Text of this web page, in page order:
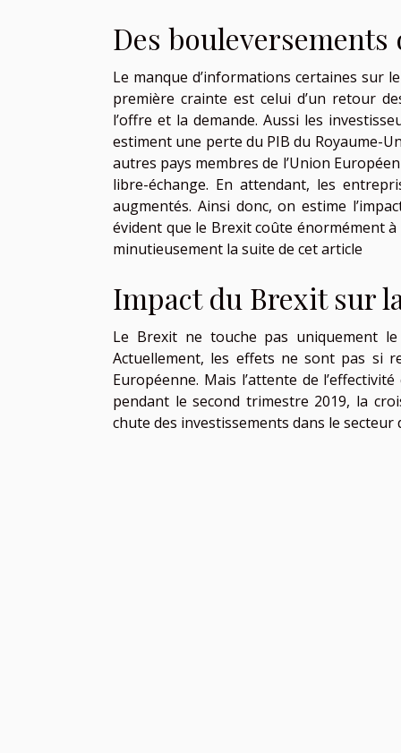
Des
Le manque d’informations certaines sur
première crainte est celui d’un retour
l’offre et la demande. Aussi les
estiment une perte du PIB du Royaume-
autres pays membres de l’Union
libre-échange. En attendant, les
augmentés. Ainsi donc, on estime
évident que le Brexit coûte énormément
minutieusement la suite de cet article
Impact du Brexit sur
Le Brexit ne touche pas uniquement
Actuellement, les effets ne sont pas si
Européenne. Mais l’attente de
pendant le second trimestre 2019, la
chute des investissements dans le secteur